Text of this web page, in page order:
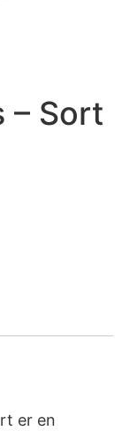
– Sort
er en